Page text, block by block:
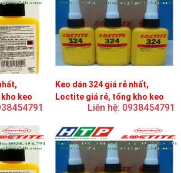
keo
Keo dán 324 giá rẻ nhất,
Loctite giá rẻ, tổng kho keo
Liên hệ: 0938454791